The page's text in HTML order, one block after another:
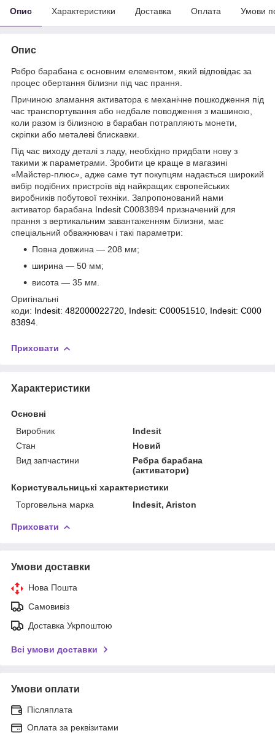
Опис Характеристики Доставка Оплата Умови
Опис
Ребро барабана є основним елементом, який відповідає за
процес обертання білизни під час прання.
Причиною зламання активатора є механічне пошкодження під
час транспортування або недбале поводження з машиною,
коли разом із білизною в барабан потрапляють монети,
скріпки або металеві блискавки.
Під час виходу деталі з ладу, необхідно придбати нову з
такими ж параметрами. Зробити це краще в магазині
«Майстер-плюс», адже саме тут покупцям надається широкий
вибір подібних пристроїв від найкращих європейських
виробників побутової техніки. Запропонований нами
активатор барабана Indesit C0083894 призначений для
прання з вертикальним завантаженням білизни, має
спеціальний обважнювач і такі параметри:
Повна довжина — 208 мм;
ширина — 50 мм;
висота — 35 мм.
Оригінальні
коди: Indesit: 482000022720, Indesit: C00051510, Indesit: C000
83894.
Приховати
Характеристики
Основні
Виробник
Indesit
Стан
Новий
Вид запчастини
Ребра барабана
(активатори)
Користувальницькі характеристики
Торговельна марка
Indesit, Ariston
Приховати
Умови доставки
Нова Пошта
Самовивіз
Доставка Укрпоштою
Всі умови доставки
Умови оплати
Післяплата
Оплата за реквізитами